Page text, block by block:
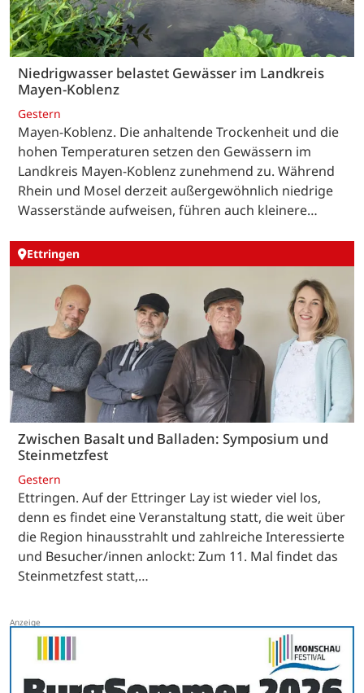
Niedrigwasser belastet Gewässer im Landkreis
Mayen-Koblenz
Gestern
Mayen-Koblenz. Die anhaltende Trockenheit und die
hohen Temperaturen setzen den Gewässern im
Landkreis Mayen-Koblenz zunehmend zu. Während
Rhein und Mosel derzeit außergewöhnlich niedrige
Wasserstände aufweisen, führen auch kleinere…
Ettringen
Zwischen Basalt und Balladen: Symposium und
Steinmetzfest
Gestern
Ettringen. Auf der Ettringer Lay ist wieder viel los,
denn es findet eine Veranstaltung statt, die weit über
die Region hinausstrahlt und zahlreiche Interessierte
und Besucher/innen anlockt: Zum 11. Mal findet das
Steinmetzfest statt,…